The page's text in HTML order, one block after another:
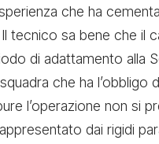
che ha
tecnico sa bene che il
di adattamento alla
che ha l’obbligo
l’operazione non si
dai rigidi